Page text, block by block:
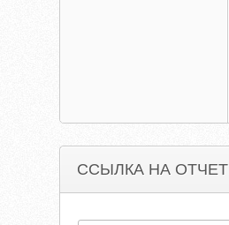
ССЫЛКА НА ОТЧЕТ